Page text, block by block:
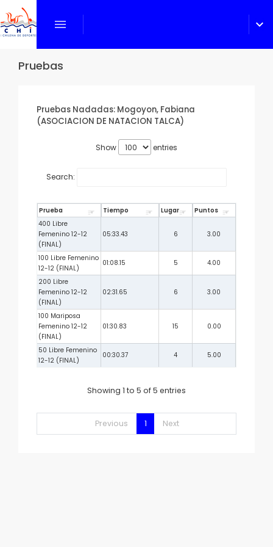
menu expand_more
Pruebas
Pruebas Nadadas: Mogoyon, Fabiana
(ASOCIACION DE NATACION TALCA)
Show entries
Search:
Prueba Tiempo Lugar
Puntos
400 Libre
Femenino 12-12
(FINAL)
05:33.43 6 3.00
100 Libre Femenino
12-12 (FINAL)
01:08.15 5 4.00
200 Libre
Femenino 12-12
(FINAL)
02:31.65 6 3.00
100 Mariposa
Femenino 12-12
(FINAL)
01:30.83 15 0.00
50 Libre Femenino
12-12 (FINAL)
00:30.37 4 5.00
Showing 1 to 5 of 5 entries
Previous 1 Next